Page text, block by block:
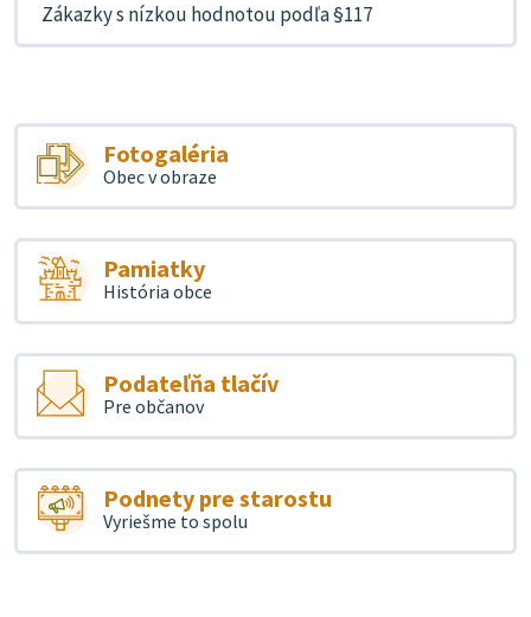
Zákazky s nízkou hodnotou podľa §117
Fotogaléria
Obec v obraze
Pamiatky
História obce
Podateľňa tlačív
Pre občanov
Podnety pre starostu
Vyriešme to spolu